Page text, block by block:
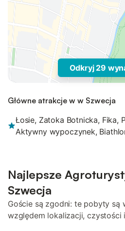
Odkryj 29
Główne atrakcje w w Szwecja
Łosie, Zatoka Botnicka, Fika,
Aktywny wypoczynek,
Najlepsze
Szwecja
Goście są zgodni: te pobyty są
względem lokalizacji, czystości